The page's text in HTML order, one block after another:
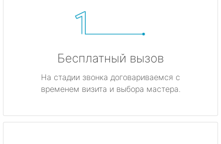
Бесплатный вызов
На стадии звонка договариваемся с
временем визита и выбора мастера.